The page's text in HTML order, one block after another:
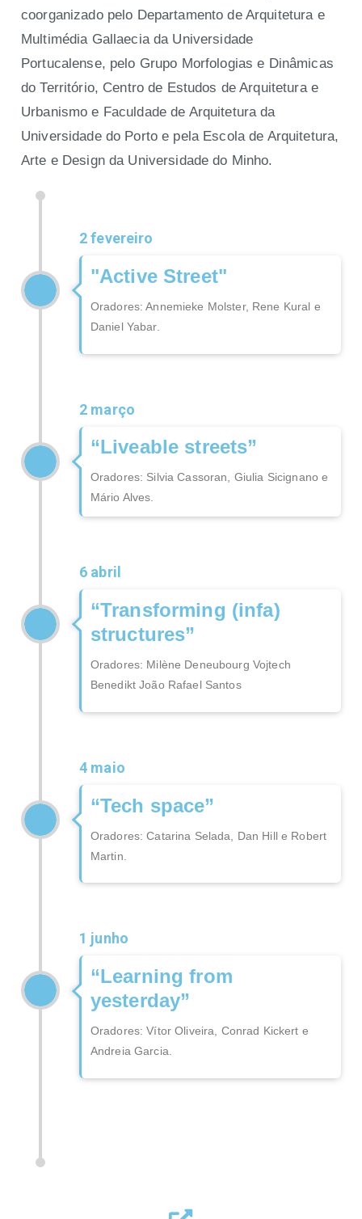
coorganizado pelo Departamento de Arquitetura e
Multimédia Gallaecia da Universidade
Portucalense, pelo Grupo Morfologias e Dinâmicas
do Território, Centro de Estudos de Arquitetura e
Urbanismo e Faculdade de Arquitetura da
Universidade do Porto e pela Escola de Arquitetura,
Arte e Design da Universidade do Minho.
2 fevereiro
"Active Street"
Oradores: Annemieke Molster, Rene Kural e
Daniel Yabar.
2 março
“Liveable streets”
Oradores: Silvia Cassoran, Giulia Sicignano e
Mário Alves.
6 abril
“Transforming (infa)
structures”
Oradores: Milène Deneubourg Vojtech
Benedikt João Rafael Santos
4 maio
“Tech space”
Oradores: Catarina Selada, Dan Hill e Robert
Martin.
1 junho
“Learning from
yesterday”
Oradores: Vítor Oliveira, Conrad Kickert e
Andreia Garcia.